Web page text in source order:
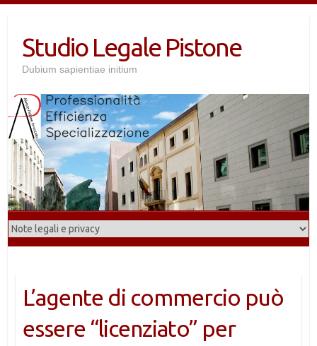
contenutoStudio Legale Pistone
Dubium sapientiae initium
L’agente di commercio può
essere “licenziato” per